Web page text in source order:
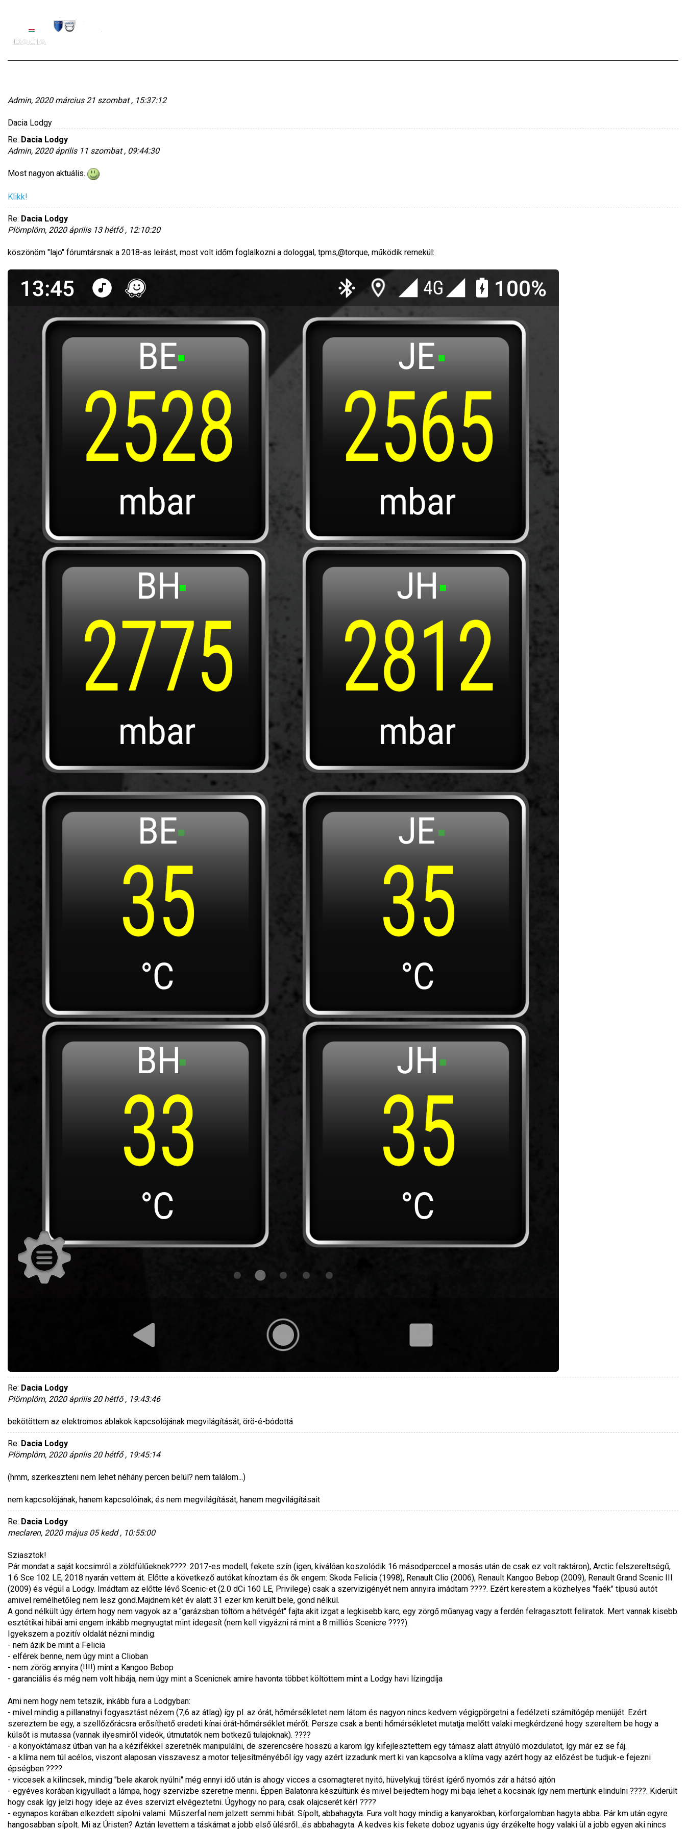
Admin, 2020 március 21 szombat , 15:37:12
Dacia Lodgy
Re: Dacia Lodgy
Admin, 2020 április 11 szombat , 09:44:30
Most nagyon aktuális.
Klikk!
Re: Dacia Lodgy
Plömplöm, 2020 április 13 hétfő , 12:10:20
köszönöm "lajo" fórumtársnak a 2018-as leírást, most volt időm foglalkozni a dologgal, tpms,@torque, működik remekül:
Re: Dacia Lodgy
Plömplöm, 2020 április 20 hétfő , 19:43:46
bekötöttem az elektromos ablakok kapcsolójának megvilágítását, örö-é-bódottá
Re: Dacia Lodgy
Plömplöm, 2020 április 20 hétfő , 19:45:14
(hmm, szerkeszteni nem lehet néhány percen belül? nem találom...)
nem kapcsolójának, hanem kapcsolóinak; és nem megvilágítását, hanem megvilágításait
Re: Dacia Lodgy
meclaren, 2020 május 05 kedd , 10:55:00
Sziasztok!
Pár mondat a saját kocsimról a zöldfülűeknek????. 2017-es modell, fekete szín (igen, kiválóan koszolódik 16 másodperccel a mosás után de csak ez volt raktáron), Arctic felszereltségű,
1.6 Sce 102 LE, 2018 nyarán vettem át. Előtte a következő autókat kínoztam és ők engem: Skoda Felicia (1998), Renault Clio (2006), Renault Kangoo Bebop (2009), Renault Grand Scenic III
(2009) és végül a Lodgy. Imádtam az előtte lévő Scenic-et (2.0 dCi 160 LE, Privilege) csak a szervizigényét nem annyira imádtam ????. Ezért kerestem a közhelyes "faék" típusú autót
amivel remélhetőleg nem lesz gond.Majdnem két év alatt 31 ezer km került bele, gond nélkül.
A gond nélkült úgy értem hogy nem vagyok az a "garázsban töltöm a hétvégét" fajta akit izgat a legkisebb karc, egy zörgő műanyag vagy a ferdén felragasztott feliratok. Mert vannak kisebb
esztétikai hibái ami engem inkább megnyugtat mint idegesít (nem kell vigyázni rá mint a 8 milliós Scenicre ????).
Igyekszem a pozitív oldalát nézni mindig:
- nem ázik be mint a Felicia
- elférek benne, nem úgy mint a Clioban
- nem zörög annyira (!!!!) mint a Kangoo Bebop
- garanciális és még nem volt hibája, nem úgy mint a Scenicnek amire havonta többet költöttem mint a Lodgy havi lízingdíja
Ami nem hogy nem tetszik, inkább fura a Lodgyban:
- mivel mindig a pillanatnyi fogyasztást nézem (7,6 az átlag) így pl. az órát, hőmérsékletet nem látom és nagyon nincs kedvem végigpörgetni a fedélzeti számítógép menüjét. Ezért
szereztem be egy, a szellőzőrácsra erősíthető eredeti kínai órát-hőmérséklet mérőt. Persze csak a benti hőmérsékletet mutatja melőtt valaki megkérdzené hogy szereltem be hogy a
külsőt is mutassa (vannak ilyesmiről videók, útmutatók nem botkezű tulajoknak). ????
- a könyöktámasz útban van ha a kézifékkel szeretnék manipulálni, de szerencsére hosszú a karom így kifejlesztettem egy támasz alatt átnyúló mozdulatot, így már ez se fáj.
- a klíma nem túl acélos, viszont alaposan visszavesz a motor teljesítményéből így vagy azért izzadunk mert ki van kapcsolva a klíma vagy azért hogy az előzést be tudjuk-e fejezni
épségben ????
- viccesek a kilincsek, mindig "bele akarok nyúlni" még ennyi idő után is ahogy vicces a csomagteret nyitó, hüvelykujj törést ígérő nyomós zár a hátsó ajtón
- egyéves korában kigyulladt a lámpa, hogy szervizbe szeretne menni. Éppen Balatonra készültünk és mivel beijedtem hogy mi baja lehet a kocsinak így nem mertünk elindulni ????. Kiderült
hogy csak így jelzi hogy ideje az éves szervizt elvégeztetni. Úgyhogy no para, csak olajcserét kér! ????
- egynapos korában elkezdett sípolni valami. Műszerfal nem jelzett semmi hibát. Sípolt, abbahagyta. Fura volt hogy mindig a kanyarokban, körforgalomban hagyta abba. Pár km után egyre
hangosabban sípolt. Mi az Úristen? Aztán levettem a táskámat a jobb első ülésről...és abbahagyta. A kedves kis fekete doboz ugyanis úgy érzékelte hogy valaki ül a jobb egyen aki nincs